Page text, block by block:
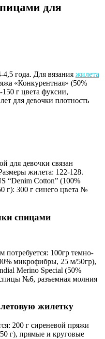
для
года. Для вязания жилета
«Конку­рентная» (50%
г цвета фуксии,
для девочки плотность
для девочки связан
жилета: 122-128.
“Denim Cotton” (100%
г): 300 г синего цвета №
спицами
потребуется: 100гр темно-
микрофибры, 25 м/50гр),
Merino Special (50%
№6, разъемная молния
жилетку
200 г сиреневой пряжи
г), прямые и круговые